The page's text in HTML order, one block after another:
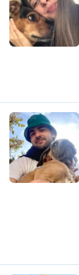
P
P